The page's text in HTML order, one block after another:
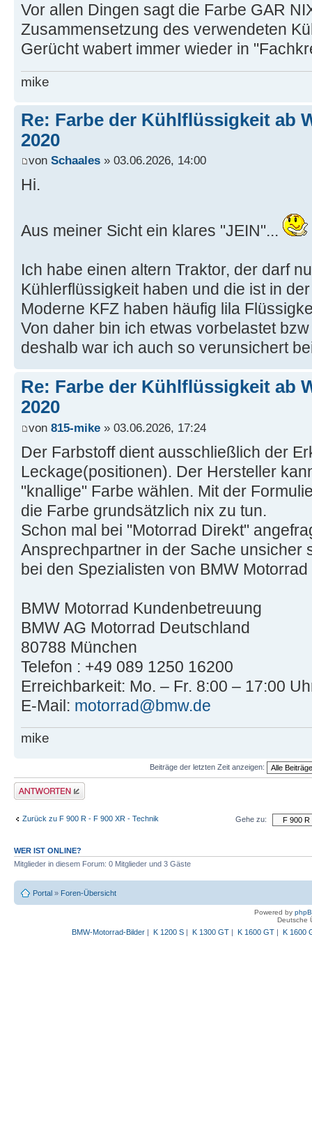
Vor allen Dingen sagt die Farbe GAR
Zusammensetzung des verwendeten
Gerücht wabert immer wieder in
mike
Re: Farbe der Kühlflüssigkeit ab
2020
von Schaales » 03.06.2026, 14:00
Hi.
Aus meiner Sicht ein klares "JEIN"...
Ich habe einen altern Traktor, der darf
Kühlerflüssigkeit haben und die ist in
Moderne KFZ haben häufig lila
Von daher bin ich etwas vorbelastet
deshalb war ich auch so verunsichert
Re: Farbe der Kühlflüssigkeit ab
2020
von 815-mike » 03.06.2026, 17:24
Der Farbstoff dient ausschließlich der
Leckage(positionen). Der Hersteller
"knallige" Farbe wählen. Mit der
die Farbe grundsätzlich nix zu tun.
Schon mal bei "Motorrad Direkt"
Ansprechpartner in der Sache unsicher
bei den Spezialisten von BMW Motorrad
BMW Motorrad Kundenbetreuung
BMW AG Motorrad Deutschland
80788 München
Telefon : +49 089 1250 16200
Erreichbarkeit: Mo. – Fr. 8:00 – 17:00
E-Mail: motorrad@bmw.de
mike
Beiträge der letzten Zeit anzeigen:
Antwort schreiben
Zurück zu F 900 R - F 900 XR - Technik Gehe zu:
WER IST ONLINE?
Mitglieder in diesem Forum: 0 Mitglieder und 3 Gäste
Portal » Foren-Übersicht
Powered by
Deutsche
BMW-Motorrad-Bilder| K 1200 S| K 1300 GT| K 1600 GT| K 1600